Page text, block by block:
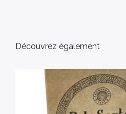
Découvrez également